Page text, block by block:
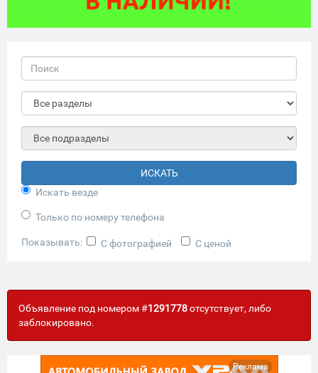
ИСКАТЬ
Искать везде
Только по номеру телефона
Показывать: С фотографией С ценой
Объявление под номером #1291778отсутствует, либо
заблокировано.
Реклама